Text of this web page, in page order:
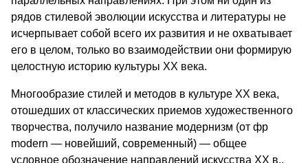
рядов стилевой эволюции искусства и литературы не
исчерпывает собой всего их развития и не охватывает
его в целом, только во взаимодействии они формирую
целостную историю культуры ХХ века.
Многообразие стилей и методов в культуре ХХ века,
отошедших от классических приемов художественного
творчества, получило название модернизм (от фр
modern — новейший, современный) — общее
условное обозначение направлений искусства XX в.,